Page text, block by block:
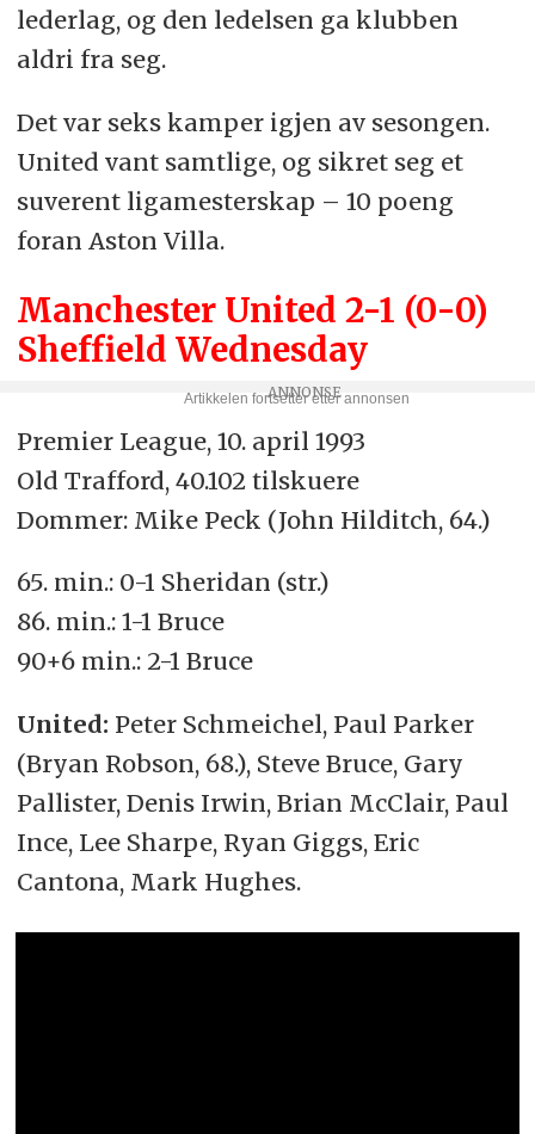
lederlag, og den ledelsen ga klubben
aldri fra seg.
Det var seks kamper igjen av sesongen.
United vant samtlige, og sikret seg et
suverent ligamesterskap – 10 poeng
foran Aston Villa.
Manchester United 2-1 (0-0)
Sheffield Wednesday
Premier League, 10. april 1993
Old Trafford, 40.102 tilskuere
Dommer: Mike Peck (John Hilditch, 64.)
65. min.: 0-1 Sheridan (str.)
86. min.: 1-1 Bruce
90+6 min.: 2-1 Bruce
United: Peter Schmeichel, Paul Parker
(Bryan Robson, 68.), Steve Bruce, Gary
Pallister, Denis Irwin, Brian McClair, Paul
Ince, Lee Sharpe, Ryan Giggs, Eric
Cantona, Mark Hughes.